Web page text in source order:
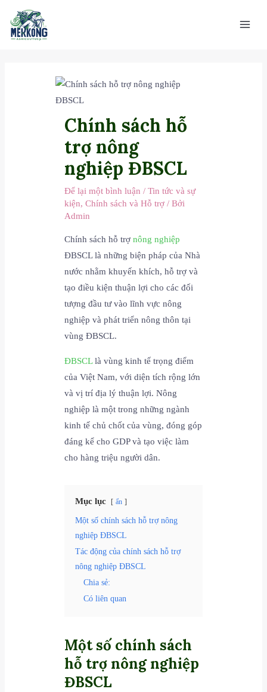
nội
Chính sách hỗ
trợ nông
nghiệp ĐBSCL
Để lại một bình luận /Tin tức và sự
kiện,Chính sách và Hỗ trợ / Bởi
Admin
Chính sách hỗ trợnông nghiệp
ĐBSCL là những biện pháp của Nhà
nước nhằm khuyến khích, hỗ trợ và
tạo điều kiện thuận lợi cho các đối
tượng đầu tư vào lĩnh vực nông
nghiệp và phát triển nông thôn tại
vùng ĐBSCL.
ĐBSCLlà vùng kinh tế trọng điểm
của Việt Nam, với diện tích rộng lớn
và vị trí địa lý thuận lợi. Nông
nghiệp là một trong những ngành
kinh tế chủ chốt của vùng, đóng góp
đáng kể cho GDP và tạo việc làm
cho hàng triệu người dân.
Mục lục ẩn
Một số chính sách hỗ trợ nông
nghiệp ĐBSCL
Tác động của chính sách hỗ trợ
nông nghiệp ĐBSCL
Chia sẻ:
Có liên quan
Một số chính sách
hỗ trợ nông nghiệp
ĐBSCL